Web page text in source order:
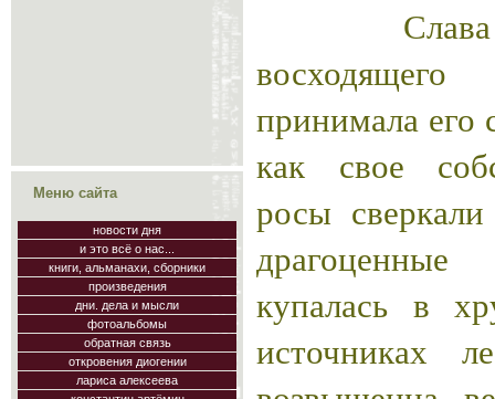
Меню сайта
новости дня
и это всё о нас...
книги, альманахи, сборники
произведения
дни. дела и мысли
фотоальбомы
обратная связь
откровения диогении
лариса алексеева
Слава
принимала его
как свое
росы
купалась в
источниках